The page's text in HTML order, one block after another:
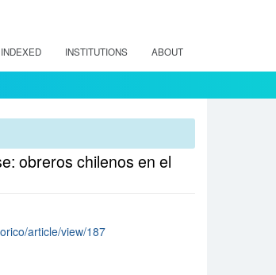
INDEXED INSTITUTIONS ABOUT
obreros chilenos en el
article/view/187